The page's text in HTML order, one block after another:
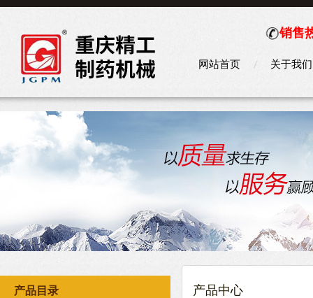
销售
网站首页 关于我们
产品目录 产品中心